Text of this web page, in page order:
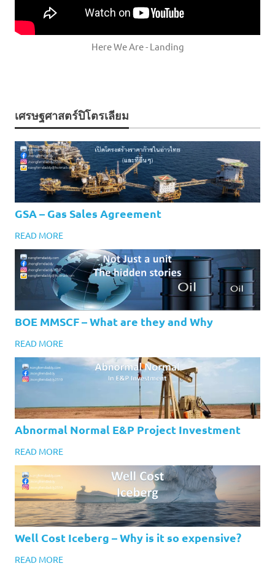
Here We Are - Landing
เศรษฐศาสตร์ปิโตรเลียม
GSA – Gas Sales Agreement
READ MORE
BOE MMSCF – What are they and Why
READ MORE
Abnormal Normal E&P Project Investment
READ MORE
Well Cost Iceberg – Why is it so expensive?
READ MORE